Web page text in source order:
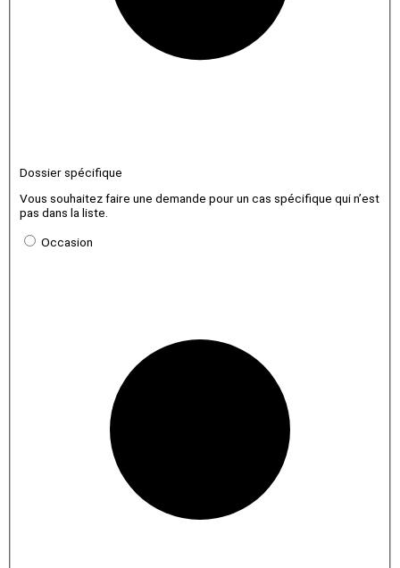
Dossier spécifique
Vous souhaitez faire une demande pour un cas spécifique qui n’est
pas dans la liste.
Occasion